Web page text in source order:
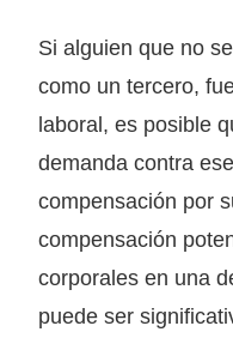
Si alguien que no
como un tercero,
laboral, es posible
demanda contra
compensación por
compensación
corporales en una
puede ser